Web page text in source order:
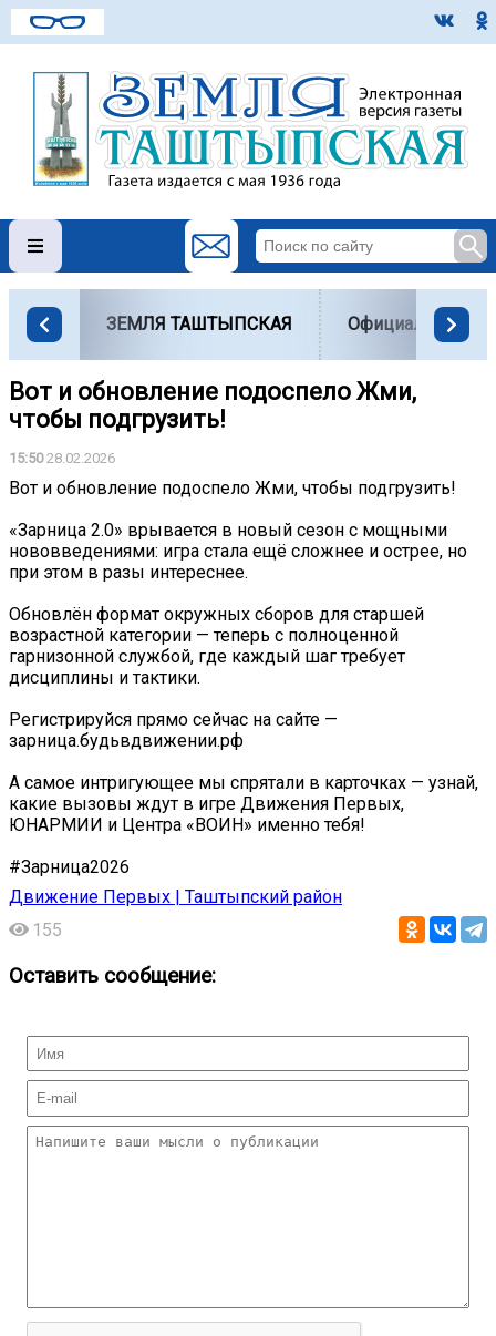
ЗЕМЛЯ ТАШТЫПСКАЯ Официально
Вот и обновление подоспело Жми,
чтобы подгрузить!
15:5028.02.2026
Вот и обновление подоспело Жми, чтобы подгрузить!
«Зарница 2.0» врывается в новый сезон с мощными
нововведениями: игра стала ещё сложнее и острее, но
при этом в разы интереснее.
Обновлён формат окружных сборов для старшей
возрастной категории — теперь с полноценной
гарнизонной службой, где каждый шаг требует
дисциплины и тактики.
Регистрируйся прямо сейчас на сайте —
зарница.будьвдвижении.рф
А самое интригующее мы спрятали в карточках — узнай,
какие вызовы ждут в игре Движения Первых,
ЮНАРМИИ и Центра «ВОИН» именно тебя!
#Зарница2026
Движение Первых | Таштыпский район
155
Оставить сообщение: